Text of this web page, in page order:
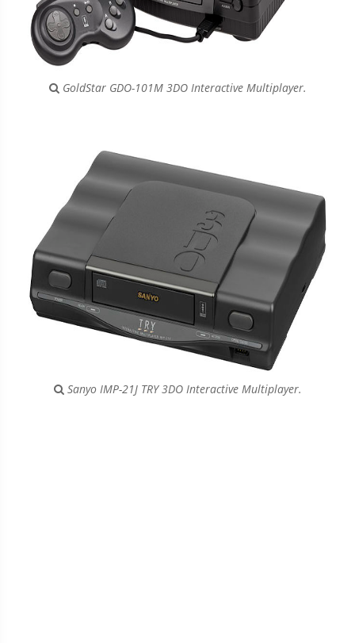
GoldStar GDO-101M 3DO Interactive Multiplayer.
Sanyo IMP-21J TRY 3DO Interactive Multiplayer.